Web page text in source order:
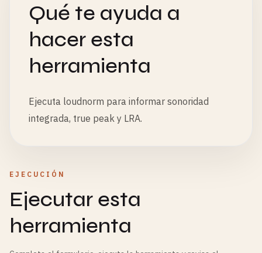
Qué te ayuda a
hacer esta
herramienta
Ejecuta loudnorm para informar sonoridad
integrada, true peak y LRA.
EJECUCIÓN
Ejecutar esta
herramienta